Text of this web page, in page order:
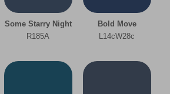
Some Starry Night
R185A
Bold Move
L14cW28c